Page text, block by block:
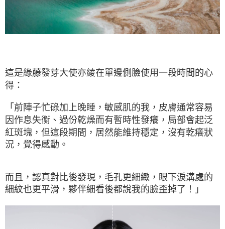
這是綠藤發芽大使亦綾在單邊側臉使用一段時間的心
得：
「前陣子忙碌加上晚睡，敏感肌的我，皮膚通常容易
因作息失衡、過份乾燥而有暫時性發癢，局部會起泛
紅斑塊，但這段期間，居然能維持穩定，沒有乾癢狀
況，覺得感動。
而且，認真對比後發現，毛孔更細緻，眼下淚溝處的
細紋也更平滑，夥伴細看後都說我的臉歪掉了！」